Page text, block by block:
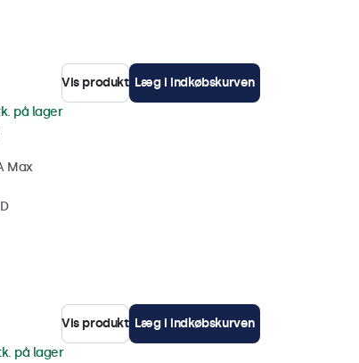
Vis produkt Læg i indkøbskurven
på lager
Max
Vis produkt Læg i indkøbskurven
på lager